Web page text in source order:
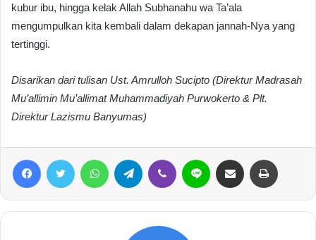
kubur ibu, hingga kelak Allah Subhanahu wa Ta’ala
mengumpulkan kita kembali dalam dekapan jannah-Nya yang
tertinggi.
Disarikan dari tulisan Ust. Amrulloh Sucipto (Direktur Madrasah
Mu’allimin Mu’allimat Muhammadiyah Purwokerto & Plt.
Direktur Lazismu Banyumas)
Facebook Twitter WhatsApp Telegram Viber Line Share via Email